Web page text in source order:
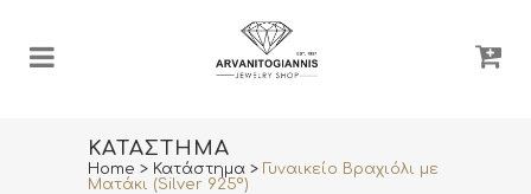
ΚΑΤΆΣΤΗΜΑ
Home > Κατάστημα >
Γυναικείο Βραχιόλι με
Ματάκι (Silver 925º)